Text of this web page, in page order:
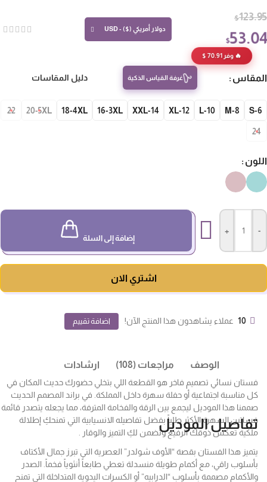
$
$
دولار أمريكي ($) - USD
🔥 وفر 70.91 $
غرفة القياس الذكية دليل المقاسات
S-
10-L
12-XL
14-XXL
16-3XL
18-4XL
20-5XL
22
24
إضافة إلى السلة
اشتري الان
10 عملاء يشاهدون هذا المنتج الآن! اضافة تقييم
الوصف مراجعات (108) ارشادات
فستان نسائي تصميم فاخر هو القطعة اللي بتخلي حضورك حديث المكان في
كل مناسبة اجتماعية أو حفلة سهرة داخل المملكة. في براند المصمم الحديث
صممنا هذا الموديل ليجمع بين الرقة والفخامة المترفة، مما يجعله يتصدر قائمة
فساتين السهرة الأكثر طلباً بفضل تفاصيله الانسيابية التي تمنحكِ إطلالة
ملكية تعكس ذوقك الرفيع وتضمن لكِ التميز والوقار .
تفاصيل الموديل
يتميز هذا الفستان بقصة “الأوف شولدر” العصرية التي تبرز جمال الأكتاف
بأسلوب راقي، مع أكمام طويلة منسدلة تعطي طابعاً أنثوياً فخماً. الصدر
والأكمام مصممة بأسلوب “الدرابيه” أو الكسرات اليدوية المتداخلة التي تمنح